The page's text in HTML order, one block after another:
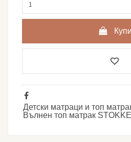
Купи
Детски матраци и топ
Вълнен топ матрак